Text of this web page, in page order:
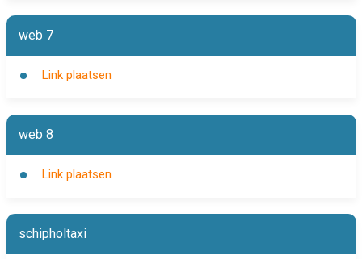
web 7
Link plaatsen
web 8
Link plaatsen
schipholtaxi